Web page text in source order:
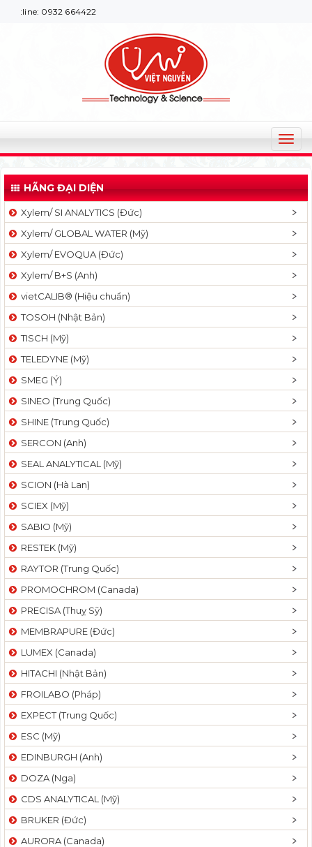
664422
T
o
g
l
v
a
t
n
HÃNG ĐẠI DIỆN
Xylem/ SI ANALYTICS (Đức)
Xylem/ GLOBAL WATER (Mỹ)
Xylem/ EVOQUA (Đức)
Xylem/ B+S (Anh)
vietCALIB® (Hiệu chuẩn)
TOSOH (Nhật Bản)
TISCH (Mỹ)
TELEDYNE (Mỹ)
SMEG (Ý)
SINEO (Trung Quốc)
SHINE (Trung Quốc)
SERCON (Anh)
SEAL ANALYTICAL (Mỹ)
SCION (Hà Lan)
SCIEX (Mỹ)
SABIO (Mỹ)
RESTEK (Mỹ)
RAYTOR (Trung Quốc)
PROMOCHROM (Canada)
PRECISA (Thuỵ Sỹ)
MEMBRAPURE (Đức)
LUMEX (Canada)
HITACHI (Nhật Bản)
FROILABO (Pháp)
EXPECT (Trung Quốc)
ESC (Mỹ)
EDINBURGH (Anh)
DOZA (Nga)
CDS ANALYTICAL (Mỹ)
BRUKER (Đức)
AURORA (Canada)